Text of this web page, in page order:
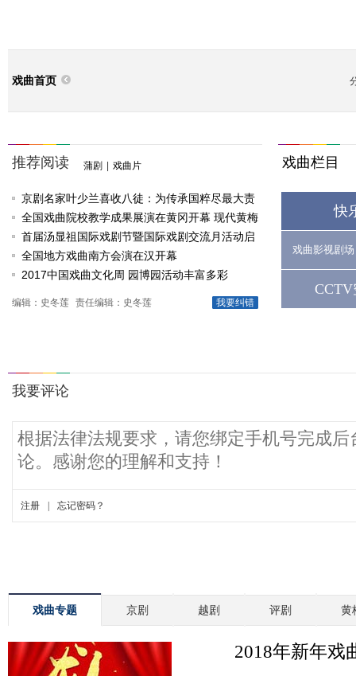
戏曲首页
推荐阅读 蒲剧 戏曲片
京剧名家叶少兰喜收八徒：为传承国粹尽最大责
任
全国戏曲院校教学成果展演在黄冈开幕 现代黄梅
戏《槐花谣》倾情..
首届汤显祖国际戏剧节暨国际戏剧交流月活动启
动
全国地方戏曲南方会演在汉开幕
2017中国戏曲文化周 园博园活动丰富多彩
我要纠错
编辑：史冬莲 责任编辑：史冬莲
戏曲栏目
快
戏曲影视剧场
戏曲专题 京剧 越剧 评剧 黄
2018年新年戏